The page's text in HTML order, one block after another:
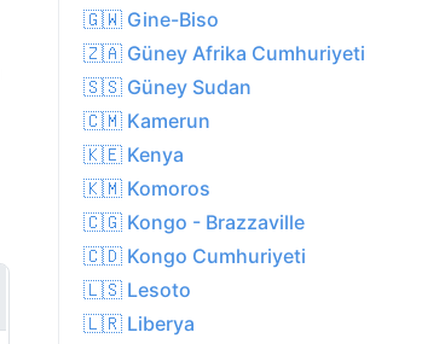
🇬🇼 Gine-Biso
🇿🇦 Güney Afrika Cumhuriyeti
🇸🇸 Güney Sudan
🇨🇲 Kamerun
🇰🇪 Kenya
🇰🇲 Komoros
🇨🇬 Kongo - Brazzaville
🇨🇩 Kongo Cumhuriyeti
🇱🇸 Lesoto
🇱🇷 Liberya